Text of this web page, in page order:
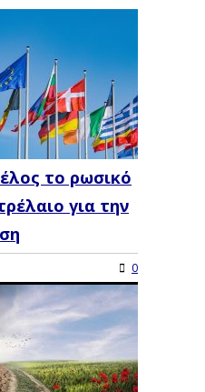
το ρωσικό
για την
0